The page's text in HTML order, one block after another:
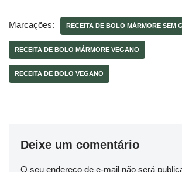
Marcações: RECEITA DE BOLO MÁRMORE SEM
RECEITA DE BOLO MÁRMORE VEGANO
RECEITA DE BOLO VEGANO
Deixe um comentário
O seu endereço de e-mail não será